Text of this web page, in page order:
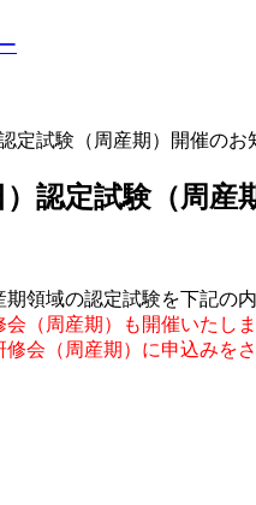
定試験（周産期）開催のお
）認定試験（周産
領域の認定試験を下記の
（周産期）も開催いたし
会（周産期）に申込みを